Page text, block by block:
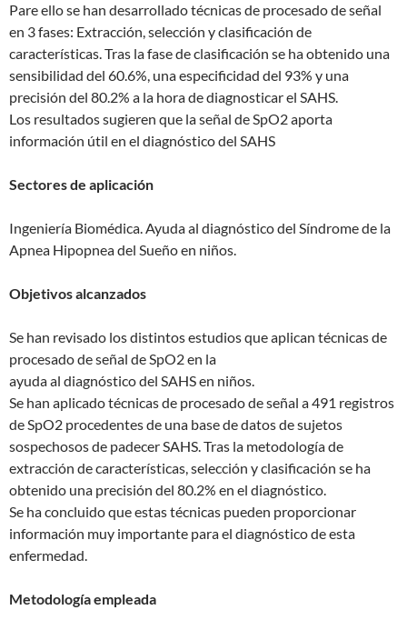
Pare ello se han desarrollado técnicas de procesado de señal
en 3 fases: Extracción, selección y clasificación de
características. Tras la fase de clasificación se ha obtenido una
sensibilidad del 60.6%, una especificidad del 93% y una
precisión del 80.2% a la hora de diagnosticar el SAHS.
Los resultados sugieren que la señal de SpO2 aporta
información útil en el diagnóstico del SAHS
Sectores de aplicación
Ingeniería Biomédica. Ayuda al diagnóstico del Síndrome de la
Apnea Hipopnea del Sueño en niños.
Objetivos alcanzados
Se han revisado los distintos estudios que aplican técnicas de
procesado de señal de SpO2 en la
ayuda al diagnóstico del SAHS en niños.
Se han aplicado técnicas de procesado de señal a 491 registros
de SpO2 procedentes de una base de datos de sujetos
sospechosos de padecer SAHS. Tras la metodología de
extracción de características, selección y clasificación se ha
obtenido una precisión del 80.2% en el diagnóstico.
Se ha concluido que estas técnicas pueden proporcionar
información muy importante para el diagnóstico de esta
enfermedad.
Metodología empleada